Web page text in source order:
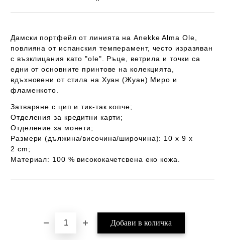
Дамски портфейлот линията на Anekke Alma Ole,
повлияна отиспанския темперамент, често изразяван
с възклицания като "ole". Ръце, ветрила и точки са
едни от основните принтове на колекцията,
вдъхновени от стила на Хуан (Жуан) Миро и
фламенкото.
Затваряне с цип и тик-так копче;
Отделения за кредитни карти;
Отделение за монети;
Размери (дължина/височина/широчина): 10 x 9 x
2 cm;
Материал: 100 % висококачетсвена еко кожа.